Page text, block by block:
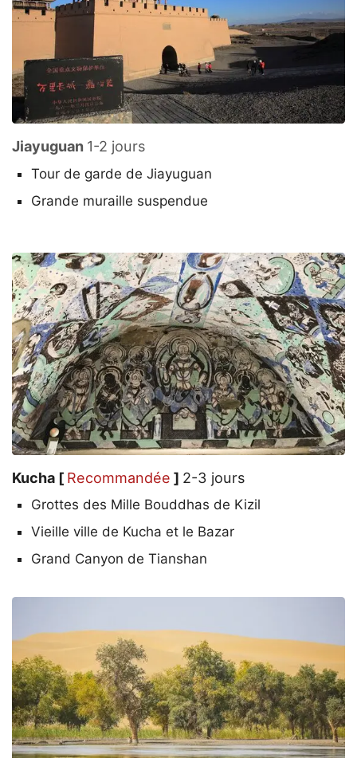
Jiayuguan 1-2 jours
Tour de garde de Jiayuguan
Grande muraille suspendue
Kucha [ Recommandée ] 2-3 jours
Grottes des Mille Bouddhas de Kizil
Vieille ville de Kucha et le Bazar
Grand Canyon de Tianshan